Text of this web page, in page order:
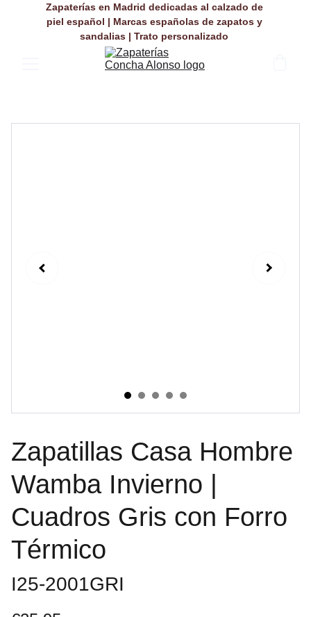
Zapaterías en Madrid dedicadas al calzado de
piel español | Marcas españolas de zapatos y
sandalias | Trato personalizado
Zapatillas Casa Hombre
Wamba Invierno |
Cuadros Gris con Forro
Térmico
I25-2001GRI